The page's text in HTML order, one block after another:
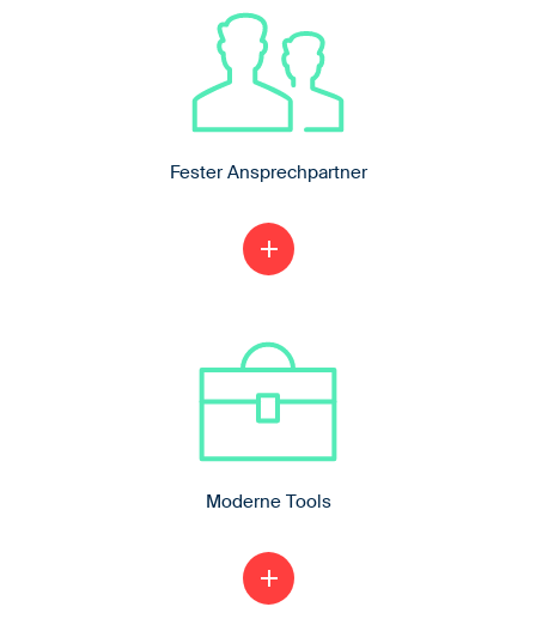
Fester Ansprechpartner
Während Deiner ganzen Ausbildung zum
Anlagenmechaniker SHK hast Du einen
add
Moderne Tools
Du arbeitest mit modernstem Qualitäts-
Werkzeug
add